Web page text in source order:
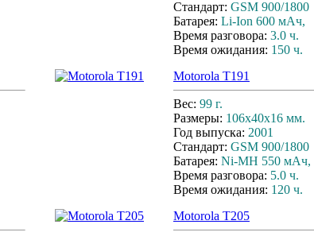
Стандарт: GSM 900/1800
Батарея: Li-Ion 600 мАч,
Время разговора: 3.0 ч.
Время ожидания: 150 ч.
Motorola T191
Вес: 99 г.
Размеры: 106x40x16 мм.
Год выпуска: 2001
Стандарт: GSM 900/1800
Батарея: Ni-MH 550 мАч,
Время разговора: 5.0 ч.
Время ожидания: 120 ч.
Motorola T205